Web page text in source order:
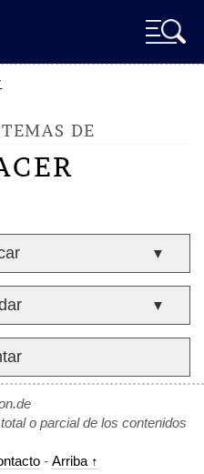
DE
▼
▼
o parcial de los contenidos
- Arriba ↑